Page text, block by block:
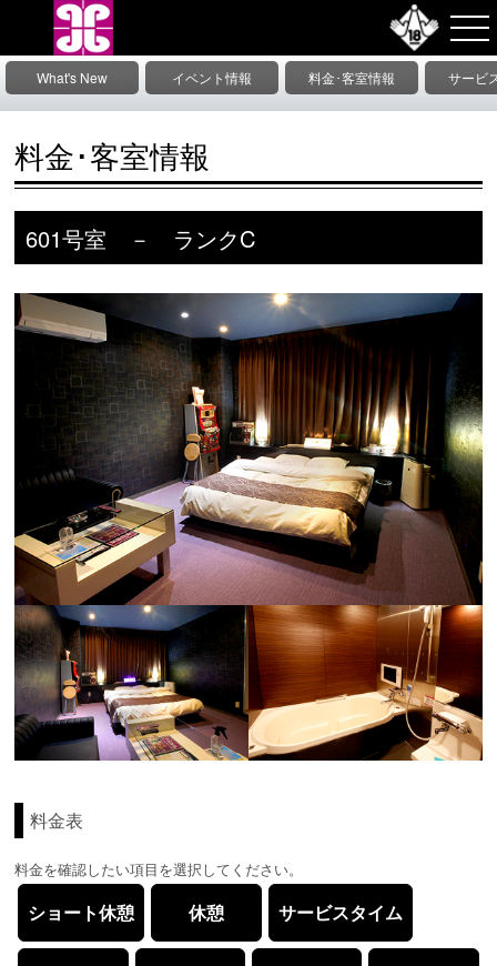
What's New イベント情報 料金･客室情報
サービ
情
料金･客室情報
601号室 － ランクC
料金表
料金を確認したい項目を選択してください。
ショート休憩 休憩 サービスタイム